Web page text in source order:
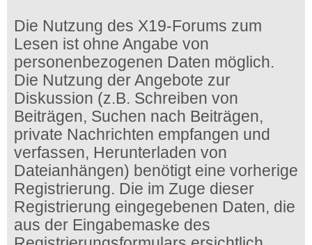
Die Nutzung des X19-Forums zum
Lesen ist ohne Angabe von
personenbezogenen Daten möglich.
Die Nutzung der Angebote zur
Diskussion (z.B. Schreiben von
Beiträgen, Suchen nach Beiträgen,
private Nachrichten empfangen und
verfassen, Herunterladen von
Dateianhängen) benötigt eine vorherige
Registrierung. Die im Zuge dieser
Registrierung eingegebenen Daten, die
aus der Eingabemaske des